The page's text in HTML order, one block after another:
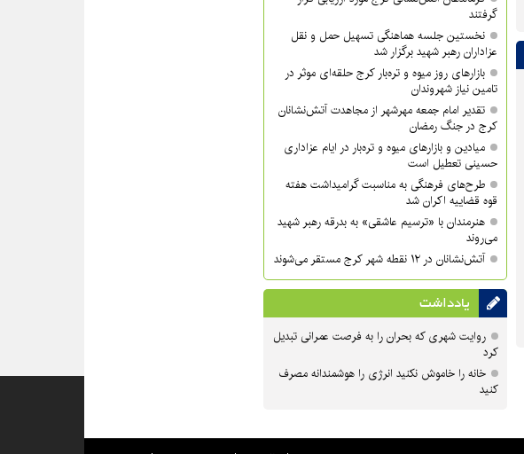
گرفتند
نخستین جلسه هماهنگی تسهیل حمل و نقل
عزاداران رهبر شهید برگزار شد
بازارهای روز میوه و تره‌بار کرج حلقه‌ای موثر در
تامین نیاز شهروندان
تقدیر امام جمعه مهرشهر از مجاهدت آتش‌نشانان
کرج در جنگ رمضان
میادین و بازارهای میوه و تره‌بار در ایام عزاداری
حسینی تعطیل است
طرح‌های فرهنگی به مناسبت گرامیداشت هفته
قوه قضاییه اکران شد
هنرمندان با «ترسیم عاشقی» به بدرقه رهبر شهید
می‌روند
آتش‌نشانان در ۱۲ نقطه شهر کرج مستقر می‌شوند
یادداشت
روایت شهری که بحران را به فرصت عمرانی تبدیل
کرد
خانه را خاموش نکنید انرژی را هوشمندانه مصرف
کنید